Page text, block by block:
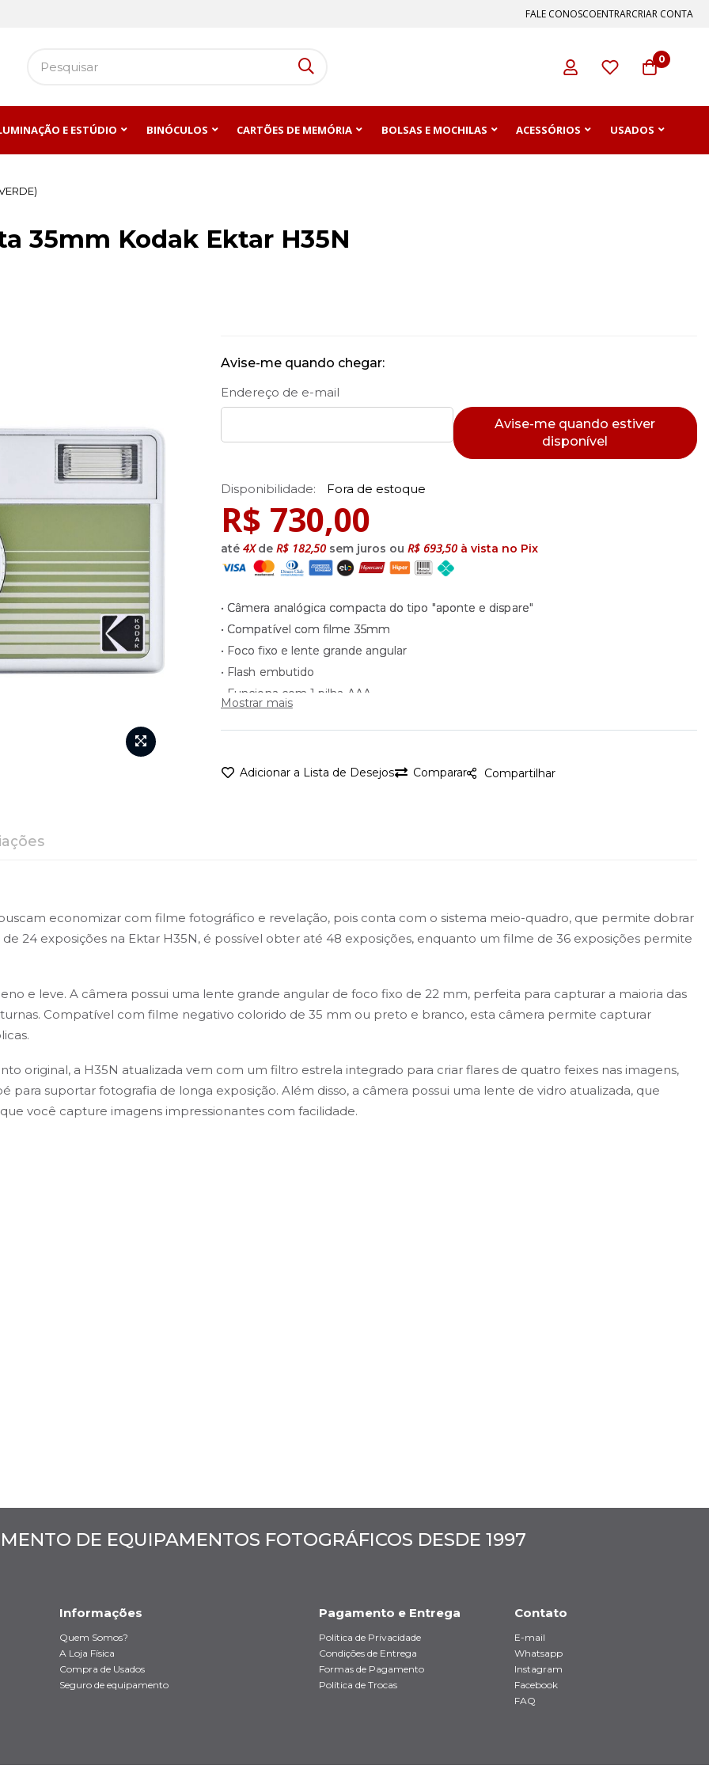
FALE CONOSCOENTRARCRIAR CONTA
0
E ESTÚDIO BINÓCULOS CARTÕES DE MEMÓRIA BOLSAS E MOCHILAS ACESSÓRIOS USADOS
35mm Kodak Ektar H35N
R$ 730,00
até 4Xde R$ 182,50 sem juros ou R$ 693,50 à vista no Pix
Avise-me quando chegar:
Endereço de e-mail
Avise-me quando estiver
disponível
Adicionar a Lista de Desejos Comparar Compartilhar
Fora de estoque
• Câmera analógica compacta do tipo "aponte e dispare"
• Compatível com filme 35mm
• Foco fixo e lente grande angular
• Flash embutido
• Funciona com 1 pilha AAA
Mostrar mais
economizar com filme fotográfico e revelação, pois conta com o sistema meio-quadro, que permite dobrar
24 exposições na Ektar H35N, é possível obter até 48 exposições, enquanto um filme de 36 exposições permite
e leve. A câmera possui uma lente grande angular de foco fixo de 22 mm, perfeita para capturar a maioria das
Compatível com filme negativo colorido de 35 mm ou preto e branco, esta câmera permite capturar
original, a H35N atualizada vem com um filtro estrela integrado para criar flares de quatro feixes nas imagens,
suportar fotografia de longa exposição. Além disso, a câmera possui uma lente de vidro atualizada, que
você capture imagens impressionantes com facilidade.
DE EQUIPAMENTOS FOTOGRÁFICOS DESDE 1997
Informações
Quem Somos?
A Loja Física
Compra de Usados
Seguro de equipamento
Pagamento e Entrega
Política de Privacidade
Condições de Entrega
Formas de Pagamento
Política de Trocas
Contato
E-mail
Whatsapp
Instagram
Facebook
FAQ